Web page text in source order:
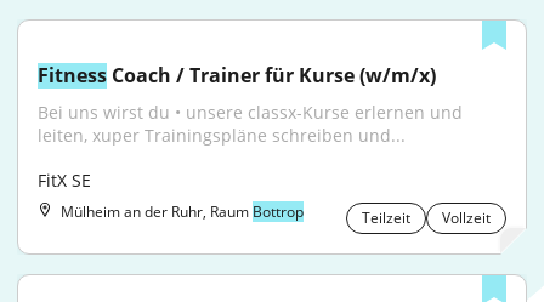
Fitness Coach / Trainer für Kurse (w/m/x)
Bei uns wirst du • unsere classx-Kurse erlernen und
leiten, xuper Trainingspläne schreiben und...
FitX SE
Mülheim an der Ruhr, Raum Bottrop Teilzeit Vollzeit